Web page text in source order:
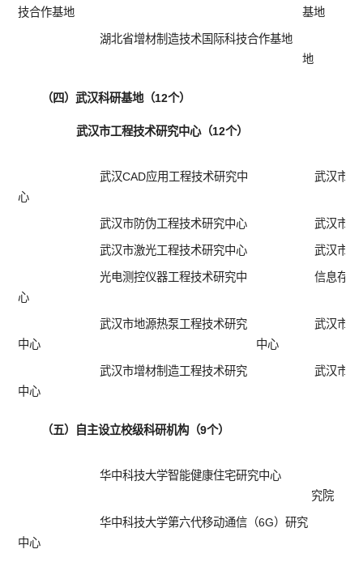
技合作基地
基地
湖北省增材制造技术国际科技合作基地
地
（四）武汉科研基地（12个）
武汉市工程技术研究中心（12个）
武汉CAD应用工程技术研究中
心
武汉市
武汉市防伪工程技术研究中心 武汉市
武汉市激光工程技术研究中心 武汉市
光电测控仪器工程技术研究中
心
信息存
武汉市地源热泵工程技术研究
中心
武汉市
中心
武汉市增材制造工程技术研究
中心
武汉市
（五）自主设立校级科研机构（9个）
华中科技大学智能健康住宅研究中心
究院
华中科技大学第六代移动通信（6G）研究
中心